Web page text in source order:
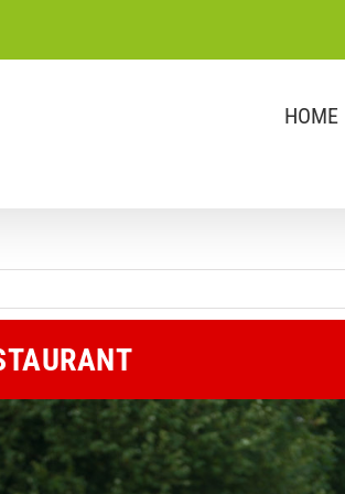
HOME